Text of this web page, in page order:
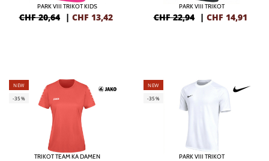
PARK VIII TRIKOT KIDS
CHF 20,64 | CHF 13,42
PARK VIII TRIKOT
CHF 22,94 | CHF 14,91
NEW
-35%
TRIKOT TEAM KA DAMEN
NEW
-35%
PARK VIII TRIKOT